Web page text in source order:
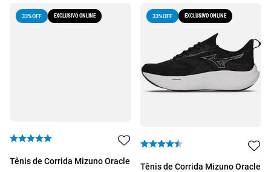
33%OFF EXCLUSIVO ONLINE
Tênis de Corrida Mizuno Oracle
33%OFF EXCLUSIVO ONLINE
Tênis de Corrida Mizuno Oracle